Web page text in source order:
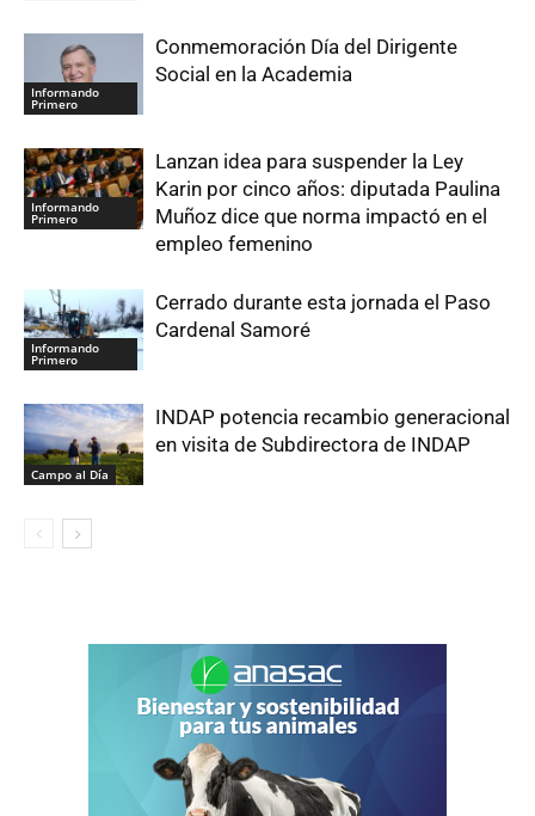
Informando
Primero
Conmemoración Día del Dirigente
Social en la Academia
Informando
Primero
Lanzan idea para suspender la Ley
Karin por cinco años: diputada Paulina
Muñoz dice que norma impactó en el
empleo femenino
Informando
Primero
Cerrado durante esta jornada el Paso
Cardenal Samoré
Campo al Día
INDAP potencia recambio generacional
en visita de Subdirectora de INDAP